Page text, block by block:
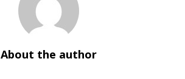
About the author